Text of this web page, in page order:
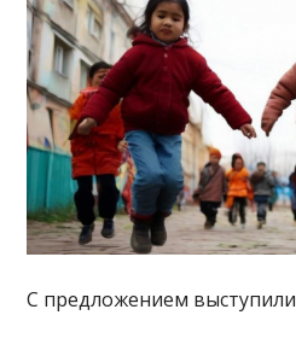
С предложением